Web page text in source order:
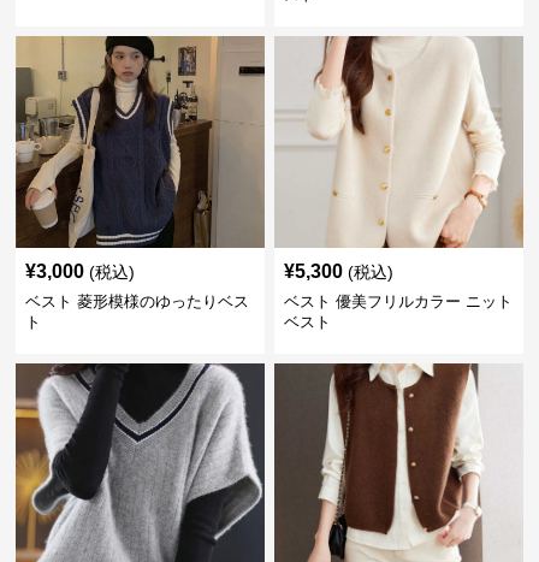
¥3,000 (税込)
ベスト 菱形模様のゆったりベス
ト
¥5,300 (税込)
ベスト 優美フリルカラー ニット
ベスト